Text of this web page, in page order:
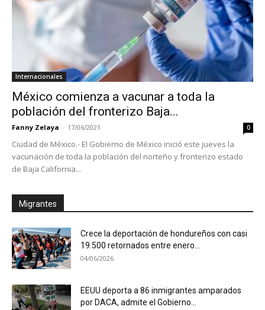
Internacionales
México comienza a vacunar a toda la
población del fronterizo Baja...
Fanny Zelaya - 17/06/2021 0
Ciudad de México.- El Gobierno de México inició este jueves la
vacunación de toda la población del norteño y fronterizo estado
de Baja California...
Migrantes
Crece la deportación de hondureños con casi
19.500 retornados entre enero...
04/06/2026
EEUU deporta a 86 inmigrantes amparados
por DACA, admite el Gobierno...